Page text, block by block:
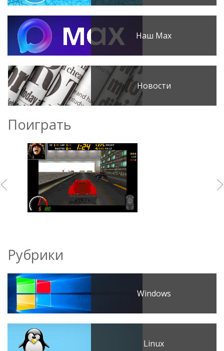
Наш Max
Новости
Поиграть
Рубрики
Windows
Linux